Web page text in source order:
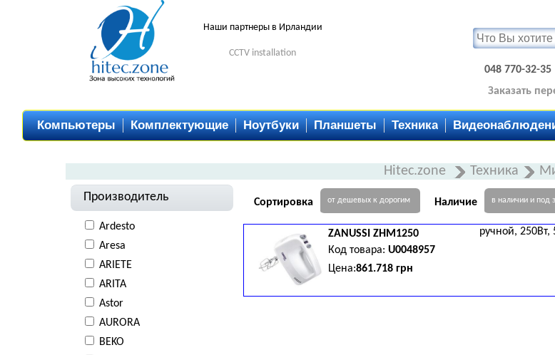
Наши партнеры в Ирландии
CCTV installation
048 770-32-35
Заказать
Компьютеры Комплектующие Ноутбуки Планшеты Техника
Hitec.zone Техника
Производитель
Ardesto
Aresa
ARIETE
ARITA
Astor
AURORA
BEKO
Сортировка от дешевых к дорогим Наличие в наличии и под
ZANUSSI ZHM1250
Код товара: U0048957
Цена:861.718 грн
ручной, 250Вт,